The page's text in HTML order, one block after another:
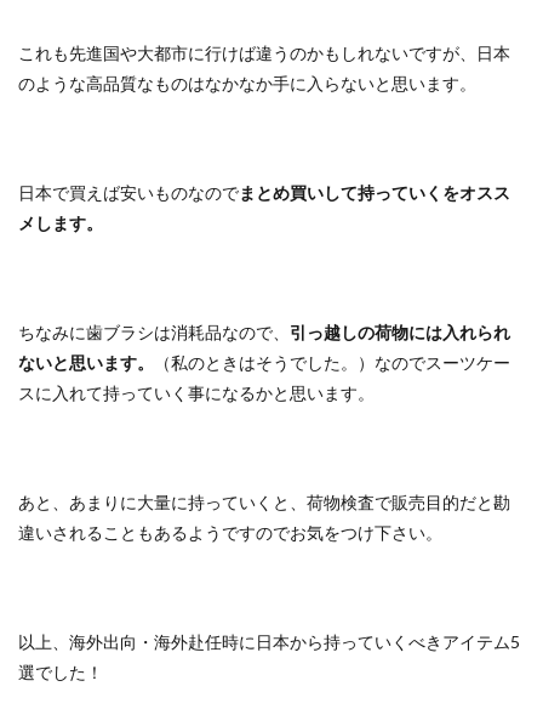
これも先進国や大都市に行けば違うのかもしれないですが、日本
のような高品質なものはなかなか手に入らないと思います。
日本で買えば安いものなのでまとめ買いして持っていくをオスス
メします。
ちなみに歯ブラシは消耗品なので、 引っ越しの荷物には入れられ
ないと思います。
（私のときはそうでした。）なのでスーツケー
スに入れて持っていく事になるかと思います。
あと、あまりに大量に持っていくと、荷物検査で販売目的だと勘
違いされることもあるようですのでお気をつけ下さい。
以上、海外出向・海外赴任時に日本から持っていくべきアイテム5
選でした！